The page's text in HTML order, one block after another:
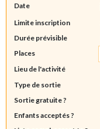
Date
Limite inscription
Durée prévisible
Places
Lieu de l'activité
Type de sortie
Sortie gratuite ?
Enfants acceptés ?